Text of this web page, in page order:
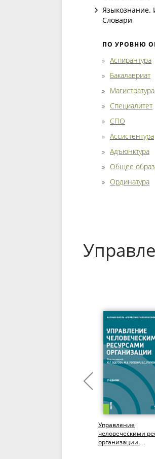
Языкознание.
Словари
ПО УРОВНЮ
Аспирантура
Бакалавриат
Магистратура
Специалитет
СПО
Ассистентура
Адъюнктура
Общее
Ординатура
Управление
человеческими
организации.